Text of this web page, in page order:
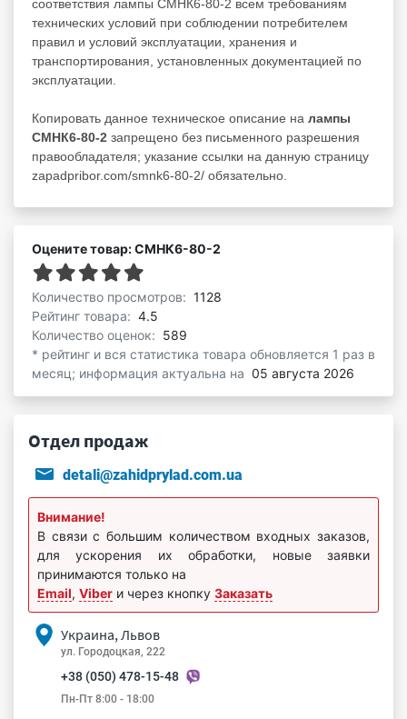
соответствия лампы СМНК6-80-2 всем требованиям
технических условий при соблюдении потребителем
правил и условий эксплуатации, хранения и
транспортирования, установленных документацией по
эксплуатации.
Копировать данное техническое описание на лампы
СМНК6-80-2 запрещено без письменного разрешения
правообладателя; указание ссылки на данную страницу
zapadpribor.com/smnk6-80-2/ обязательно.
Оцените товар: СМНК6-80-2
Количество просмотров: 1128
Рейтинг товара: 4.5
Количество оценок: 589
* рейтинг и вся статистика товара обновляется 1 раз в
месяц; информация актуальна на 05 августа 2026
Отдел продаж
detali@zahidprylad.com.ua
Внимание!
В связи с большим количеством входных заказов,
для ускорения их обработки, новые заявки
принимаются только на
Email, Viber и через кнопку Заказать
Украина, Львов
ул. Городоцкая, 222
+38 (050) 478-15-48
Пн-Пт 8:00 - 18:00